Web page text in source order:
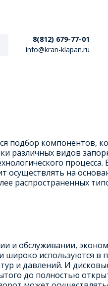
8(812) 679-77-01
info@kran-klapan.ru
подбор компонентов,
различных видов
процесса.
осуществлять на
распространенных
и обслуживании,
широко используются в
и давлений. И
до полностью